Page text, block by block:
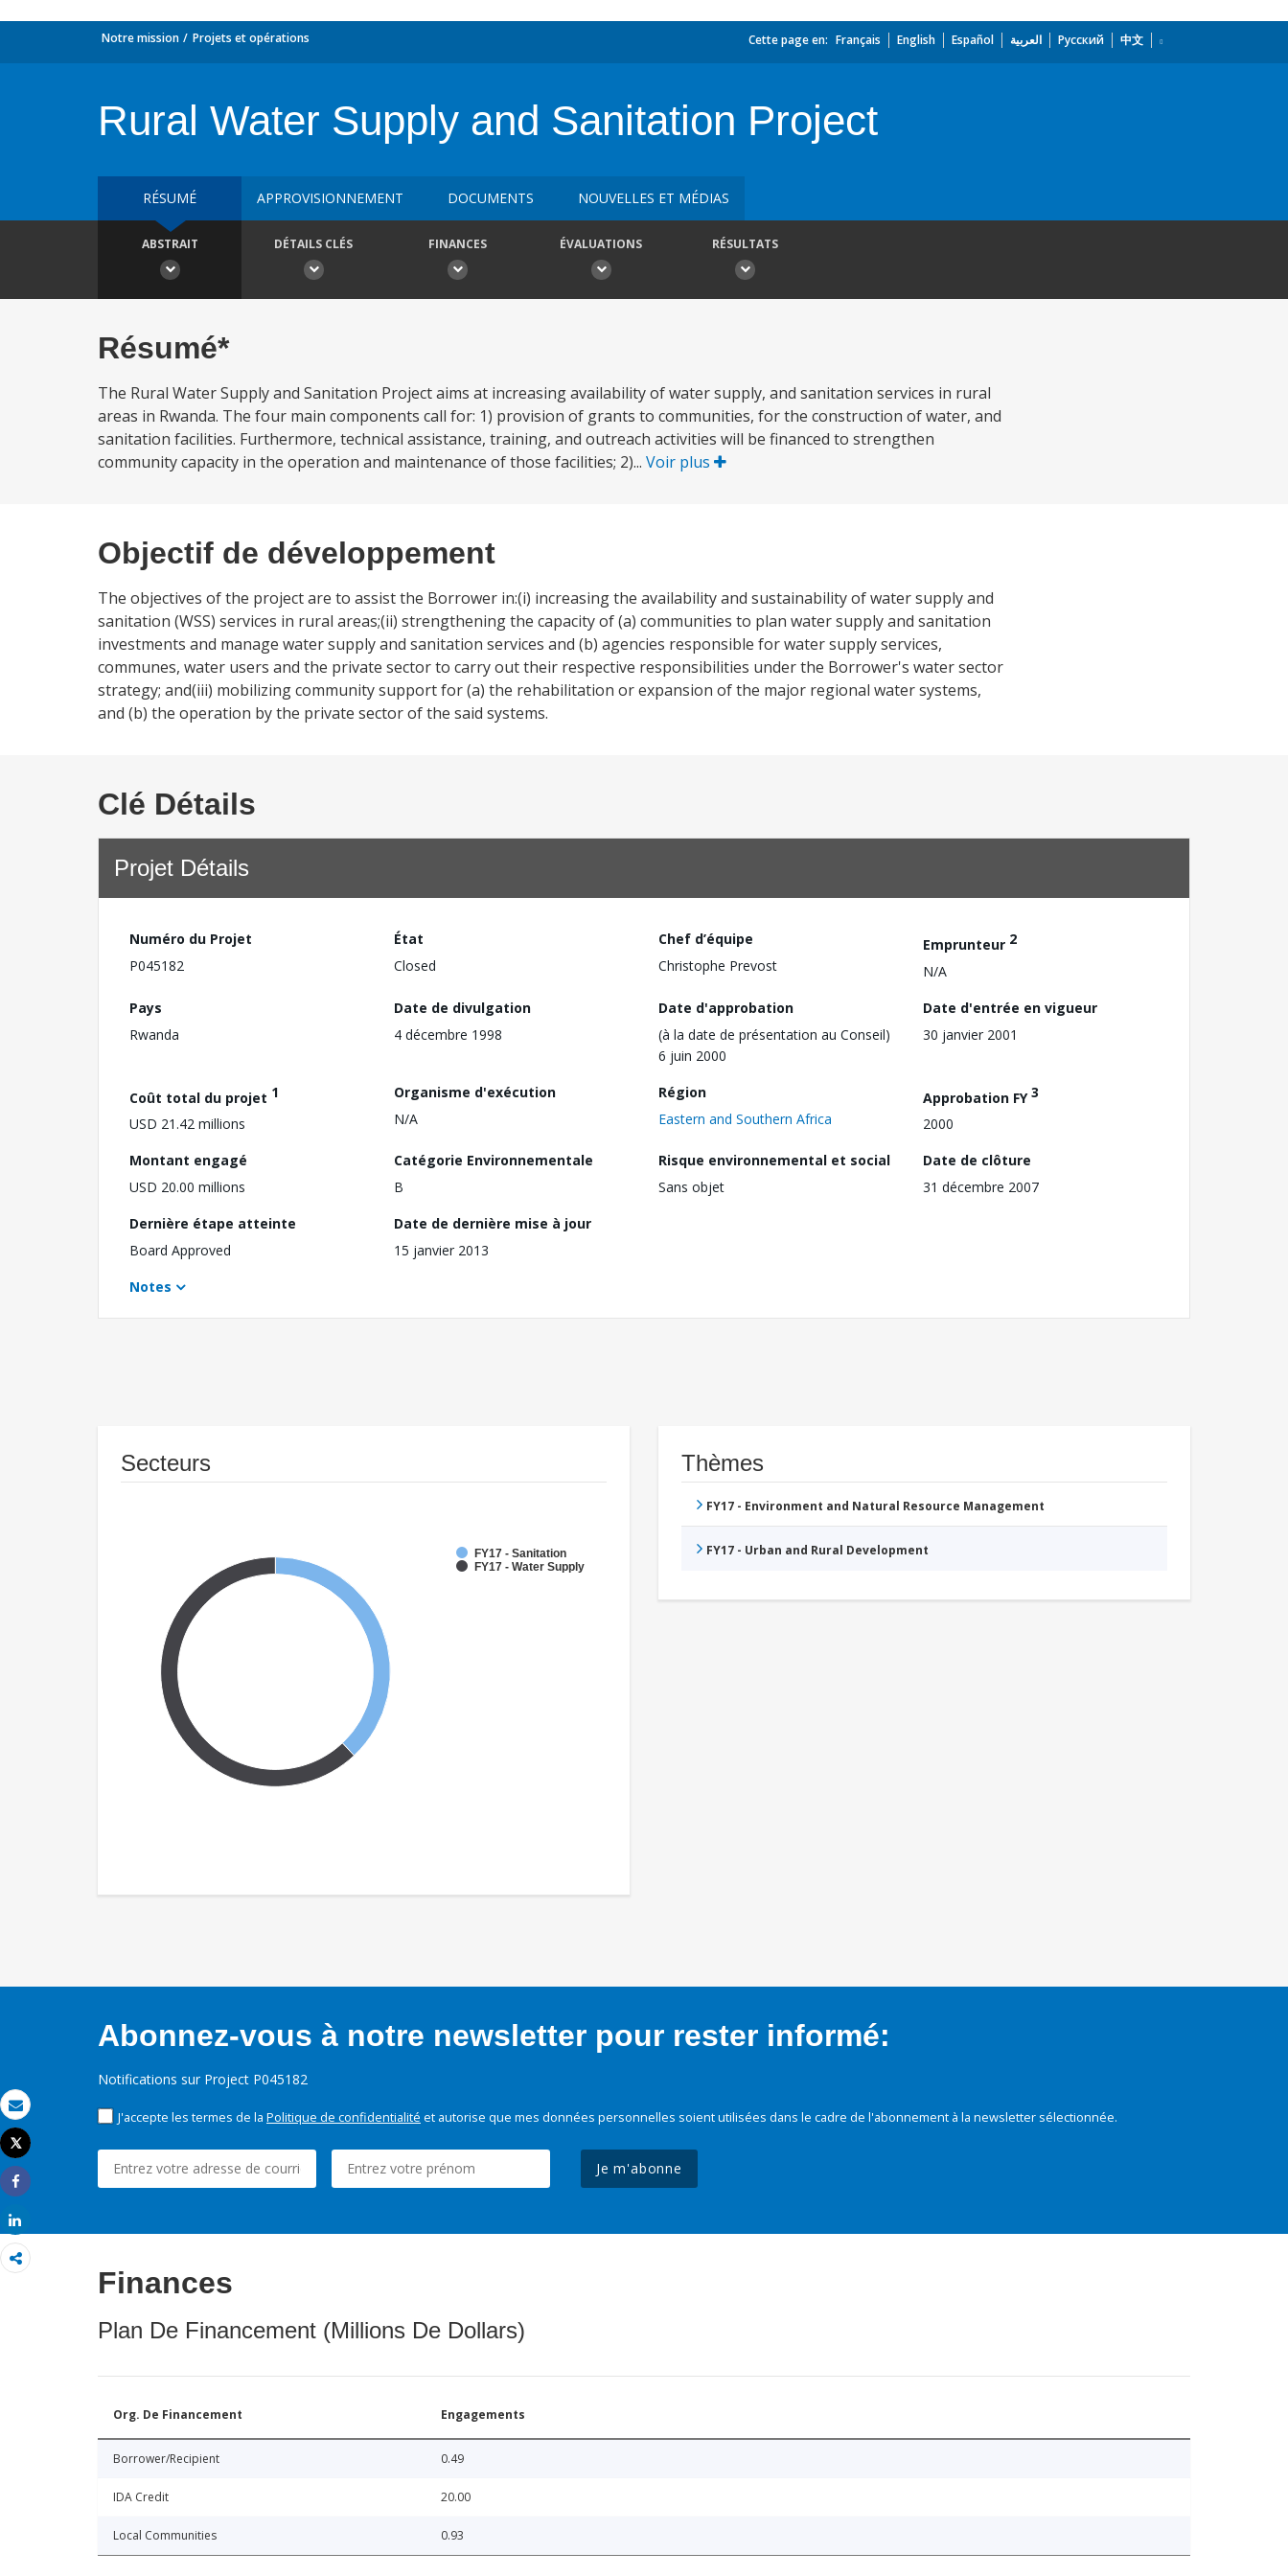
Email
Imprimer
Tweet
Share
Notre mission Projets et opérations Cette page en: Français English Español العربية Русский 中文
Rural Water Supply and Sanitation Project
RÉSUMÉ APPROVISIONNEMENT DOCUMENTS NOUVELLES ET MÉDIAS
ABSTRAIT DÉTAILS CLÉS FINANCES ÉVALUATIONS RÉSULTATS
Résumé*
The Rural Water Supply and Sanitation Project aims at increasing availability of water supply, and sanitation services in rural
areas in Rwanda. The four main components call for: 1) provision of grants to communities, for the construction of water, and
sanitation facilities. Furthermore, technical assistance, training, and outreach activities will be financed to strengthen
community capacity in the operation and maintenance of those facilities; 2)... Voir plus
Objectif de développement
The objectives of the project are to assist the Borrower in:(i) increasing the availability and sustainability of water supply and
sanitation (WSS) services in rural areas;(ii) strengthening the capacity of (a) communities to plan water supply and sanitation
investments and manage water supply and sanitation services and (b) agencies responsible for water supply services,
communes, water users and the private sector to carry out their respective responsibilities under the Borrower's water sector
strategy; and(iii) mobilizing community support for (a) the rehabilitation or expansion of the major regional water systems,
and (b) the operation by the private sector of the said systems.
Clé Détails
Projet Détails
Numéro du Projet
P045182
État
Closed
Chef d’équipe
Christophe Prevost
Emprunteur 2
N/A
Pays
Rwanda
Date de divulgation
4 décembre 1998
Date d'approbation
(à la date de présentation au Conseil)
6 juin 2000
Date d'entrée en vigueur
30 janvier 2001
Coût total du projet 1
USD 21.42 millions
Organisme d'exécution
N/A
Région
Eastern and Southern Africa
Approbation FY3
2000
Montant engagé
USD 20.00 millions
Catégorie Environnementale
B
Risque environnemental et social
Sans objet
Date de clôture
31 décembre 2007
Dernière étape atteinte
Board Approved
Date de dernière mise à jour
15 janvier 2013
Notes
Secteurs
FY17 - Sanitation
FY17 - Water Supply
Thèmes
FY17 - Environment and Natural Resource Management
FY17 - Urban and Rural Development
Abonnez-vous à notre newsletter pour rester informé:
Notifications sur Project P045182
J'accepte les termes de la Politique de confidentialité et autorise que mes données personnelles soient utilisées dans le cadre de l'abonnement à la newsletter sélectionnée.
Je m'abonne
Finances
Plan De Financement (Millions De Dollars)
Org. De Financement Engagements
Borrower/Recipient 0.49
IDA Credit 20.00
Local Communities 0.93